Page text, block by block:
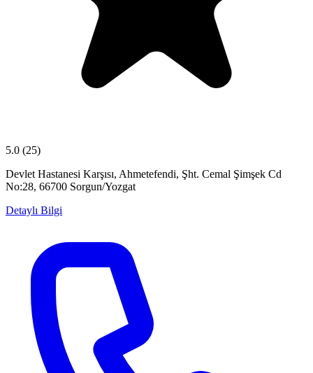
5.0 (25)
Devlet Hastanesi Karşısı, Ahmetefendi, Şht. Cemal Şimşek Cd
No:28, 66700 Sorgun/Yozgat
Detaylı Bilgi